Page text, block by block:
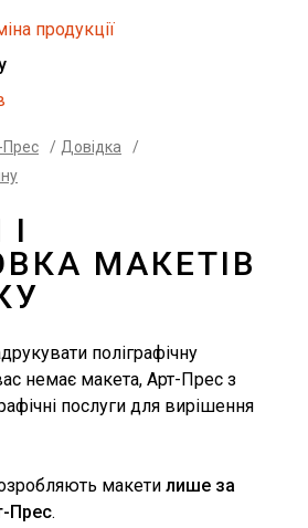
продукції
Прес / Довідка
/
МАКЕТІВ
поліграфічну
немає макета, Арт-Прес з
послуги для вирішення
макети лише за
Прес.